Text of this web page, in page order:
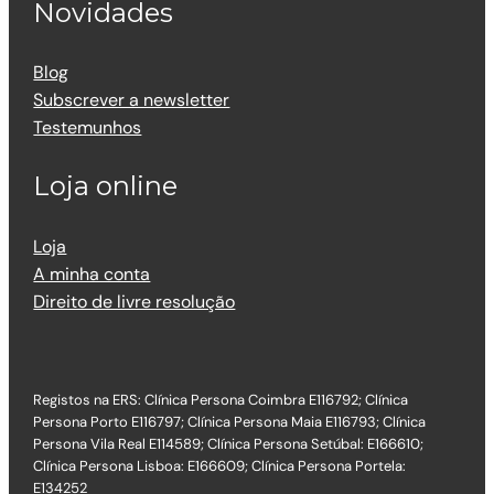
Novidades
Blog
Subscrever a newsletter
Testemunhos
Loja online
Loja
A minha conta
Direito de livre resolução
Registos na ERS: Clínica Persona Coimbra E116792; Clínica
Persona Porto E116797; Clínica Persona Maia E116793; Clínica
Persona Vila Real E114589; Clínica Persona Setúbal: E166610;
Clínica Persona Lisboa: E166609; Clínica Persona Portela:
E134252